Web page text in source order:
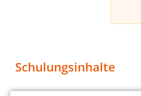
Schulungsinhalte